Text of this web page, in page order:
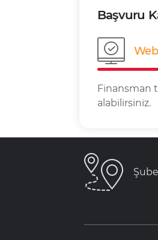
Başvuru
Finansman
alabilirsiniz.